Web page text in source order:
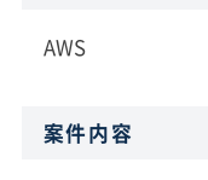
AWS
案件内容